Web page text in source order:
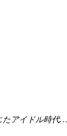
アイドル時代